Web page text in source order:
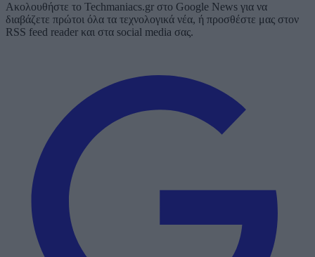
Ακολουθήστε το Techmaniacs.gr στο Google News για να
διαβάζετε πρώτοι όλα τα τεχνολογικά νέα, ή προσθέστε μας στον
RSS feed reader και στα social media σας.